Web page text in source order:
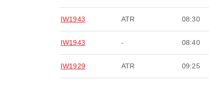
IW1943 ATR 08:30
IW1943 - 08:40
IW1929 ATR 09:25